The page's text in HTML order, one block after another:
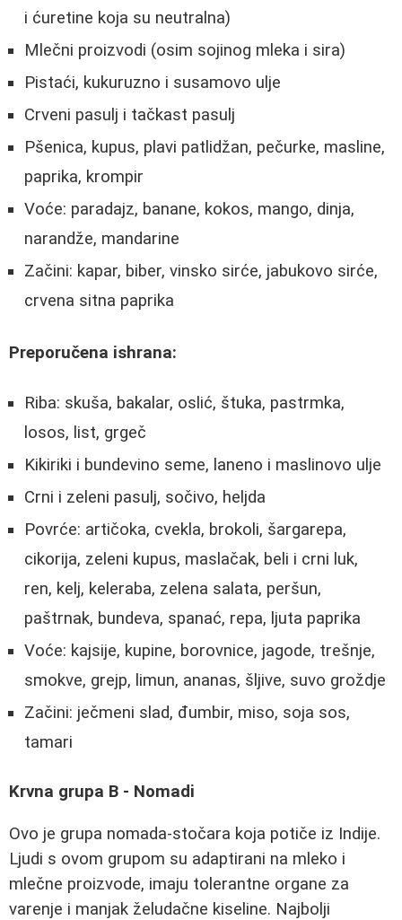
i ćuretine koja su neutralna)
Mlečni proizvodi (osim sojinog mleka i sira)
Pistaći, kukuruzno i susamovo ulje
Crveni pasulj i tačkast pasulj
Pšenica, kupus, plavi patlidžan, pečurke, masline,
paprika, krompir
Voće: paradajz, banane, kokos, mango, dinja,
narandže, mandarine
Začini: kapar, biber, vinsko sirće, jabukovo sirće,
crvena sitna paprika
Preporučena ishrana:
Riba: skuša, bakalar, oslić, štuka, pastrmka,
losos, list, grgeč
Kikiriki i bundevino seme, laneno i maslinovo ulje
Crni i zeleni pasulj, sočivo, heljda
Povrće: artičoka, cvekla, brokoli, šargarepa,
cikorija, zeleni kupus, maslačak, beli i crni luk,
ren, kelj, keleraba, zelena salata, peršun,
paštrnak, bundeva, spanać, repa, ljuta paprika
Voće: kajsije, kupine, borovnice, jagode, trešnje,
smokve, grejp, limun, ananas, šljive, suvo groždje
Začini: ječmeni slad, đumbir, miso, soja sos,
tamari
Krvna grupa B - Nomadi
Ovo je grupa nomada-stočara koja potiče iz Indije.
Ljudi s ovom grupom su adaptirani na mleko i
mlečne proizvode, imaju tolerantne organe za
varenje i manjak želudačne kiseline. Najbolji